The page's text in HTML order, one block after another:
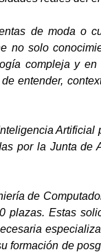
de moda o
no solo
compleja y
entender,
por la Junta
de
Estas
de